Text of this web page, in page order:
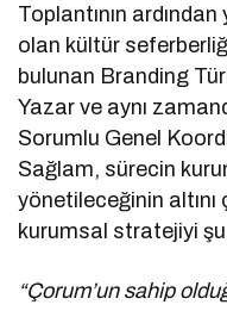
Toplantının
olan kültür
bulunan Branding
Yazar ve aynı
Sorumlu Genel
Sağlam, sürecin
yönetileceğinin
kurumsal stratejiyi
“Çorum’un sahip